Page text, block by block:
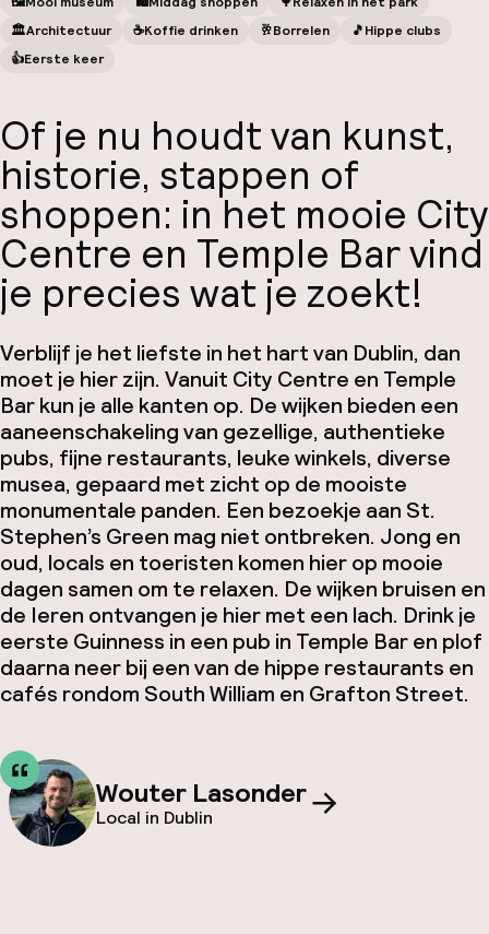
🏛️Architectuur ☕️Koffie drinken 🥂Borrelen 🎵Hippe clubs
👍Eerste keer
Of je nu houdt van kunst,
historie, stappen of
shoppen: in het mooie City
Centre en Temple Bar vind
je precies wat je zoekt!
Verblijf je het liefste in het hart van Dublin, dan
moet je hier zijn. Vanuit City Centre en Temple
Bar kun je alle kanten op. De wijken bieden een
aaneenschakeling van gezellige, authentieke
pubs, fijne restaurants, leuke winkels, diverse
musea, gepaard met zicht op de mooiste
monumentale panden. Een bezoekje aan St.
Stephen’s Green mag niet ontbreken. Jong en
oud, locals en toeristen komen hier op mooie
dagen samen om te relaxen. De wijken bruisen en
de Ieren ontvangen je hier met een lach. Drink je
eerste Guinness in een pub in Temple Bar en plof
daarna neer bij een van de hippe restaurants en
cafés rondom South William en Grafton Street.
Wouter Lasonder
Local in Dublin